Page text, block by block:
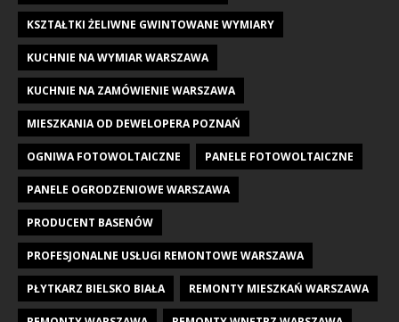
KSZTAŁTKI ŻELIWNE GWINTOWANE WYMIARY
KUCHNIE NA WYMIAR WARSZAWA
KUCHNIE NA ZAMÓWIENIE WARSZAWA
MIESZKANIA OD DEWELOPERA POZNAŃ
OGNIWA FOTOWOLTAICZNE PANELE FOTOWOLTAICZNE
PANELE OGRODZENIOWE WARSZAWA
PRODUCENT BASENÓW
PROFESJONALNE USŁUGI REMONTOWE WARSZAWA
PŁYTKARZ BIELSKO BIAŁA REMONTY MIESZKAŃ WARSZAWA